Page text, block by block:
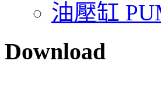
油壓缸
Download